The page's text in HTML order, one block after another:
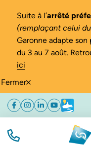
Fermer
Suite à l’arrêté
(remplaçant celui
Garonne adapte son
du 3 au 7 août.
ici
Aller
navigation
Aller
au
Aller
au
de
Facebook
(ouverture dans un
Instagram
(ouverture dans un
Linkedin
(ouverture dans
YouTube
(ouverture
Météo
TÉL.